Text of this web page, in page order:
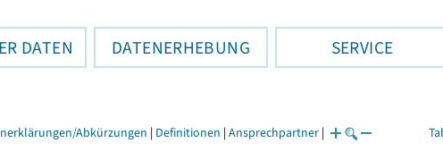
DATEN DATENERHEBUNG SERVICE
Abkürzungen | Definitionen | Ansprechpartner |